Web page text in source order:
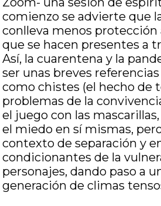
comienzo se advierte que
conlleva menos
que se hacen presentes a
Así, la cuarentena y la
ser unas breves
como chistes (el hecho de
problemas de la
el juego con las
el miedo en sí mismas,
contexto de separación y
condicionantes de la
personajes, dando paso a
generación de climas